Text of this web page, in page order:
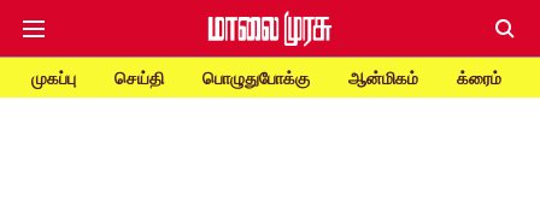
முகப்பு செய்தி பொழுதுபோக்கு ஆன்மிகம் க்ரைம்